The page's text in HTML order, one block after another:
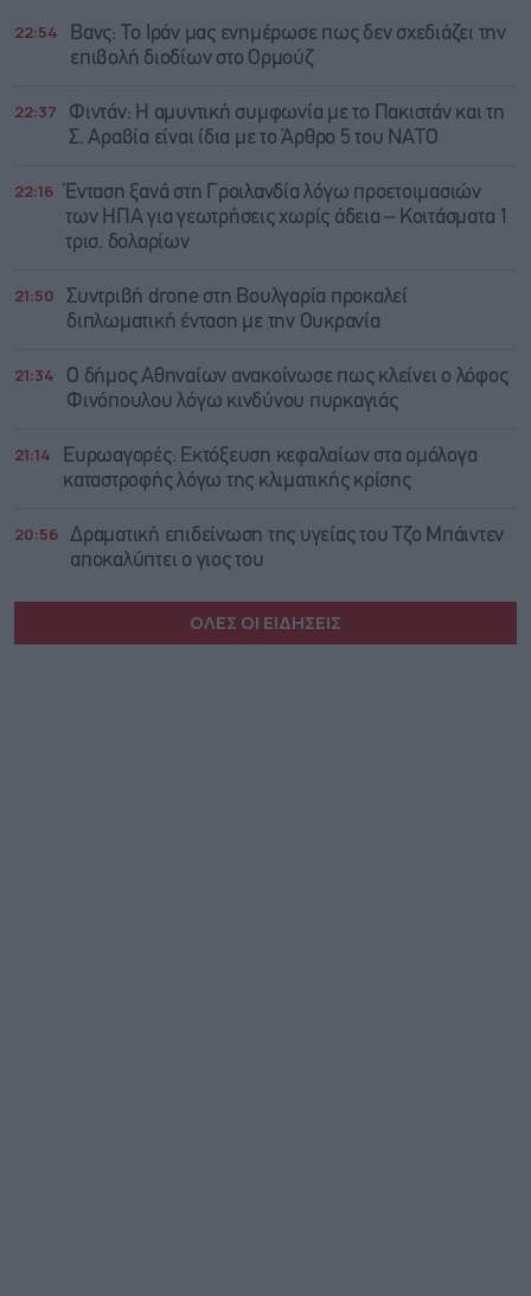
22:54
Βανς: Το Ιράν μας ενημέρωσε πως δεν σχεδιάζει την
επιβολή διοδίων στο Ορμούζ
22:37
Φιντάν: Η αμυντική συμφωνία με το Πακιστάν και τη
Σ. Αραβία είναι ίδια με τo Άρθρο 5 του ΝΑΤΟ
22:16
Ένταση ξανά στη Γροιλανδία λόγω προετοιμασιών
των ΗΠΑ για γεωτρήσεις χωρίς άδεια – Κοιτάσματα 1
τρισ. δολαρίων
21:50
Συντριβή drone στη Βουλγαρία προκαλεί
διπλωματική ένταση με την Ουκρανία
21:34
Ο δήμος Αθηναίων ανακοίνωσε πως κλείνει ο λόφος
Φινόπουλου λόγω κινδύνου πυρκαγιάς
21:14
Ευρωαγορές: Εκτόξευση κεφαλαίων στα ομόλογα
καταστροφής λόγω της κλιματικής κρίσης
20:56 Δραματική επιδείνωση της υγείας του Τζο Μπάιντεν
αποκαλύπτει ο γιος του
ΟΛΕΣ ΟΙ ΕΙΔΗΣΕΙΣ